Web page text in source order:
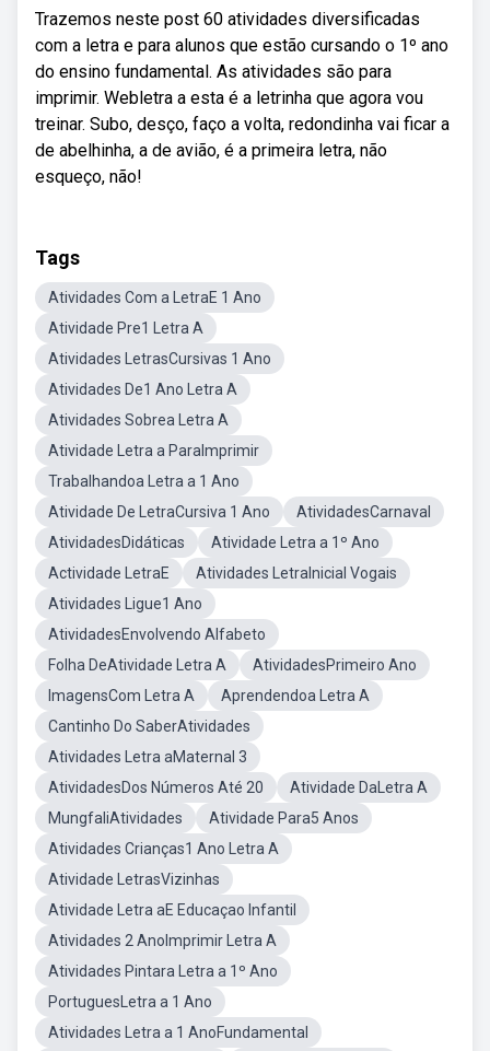
Trazemos neste post 60 atividades diversificadas
com a letra e para alunos que estão cursando o 1º ano
do ensino fundamental. As atividades são para
imprimir. Webletra a esta é a letrinha que agora vou
treinar. Subo, desço, faço a volta, redondinha vai ficar a
de abelhinha, a de avião, é a primeira letra, não
esqueço, não!
Tags
Atividades Com a LetraE 1 Ano
Atividade Pre1 Letra A
Atividades LetrasCursivas 1 Ano
Atividades De1 Ano Letra A
Atividades Sobrea Letra A
Atividade Letra a ParaImprimir
Trabalhandoa Letra a 1 Ano
Atividade De LetraCursiva 1 Ano
AtividadesCarnaval
AtividadesDidáticas
Atividade Letra a 1º Ano
Actividade LetraE
Atividades LetraInicial Vogais
Atividades Ligue1 Ano
AtividadesEnvolvendo Alfabeto
Folha DeAtividade Letra A
AtividadesPrimeiro Ano
ImagensCom Letra A
Aprendendoa Letra A
Cantinho Do SaberAtividades
Atividades Letra aMaternal 3
AtividadesDos Números Até 20
Atividade DaLetra A
MungfaliAtividades
Atividade Para5 Anos
Atividades Crianças1 Ano Letra A
Atividade LetrasVizinhas
Atividade Letra aE Educaçao Infantil
Atividades 2 AnoImprimir Letra A
Atividades Pintara Letra a 1º Ano
PortuguesLetra a 1 Ano
Atividades Letra a 1 AnoFundamental